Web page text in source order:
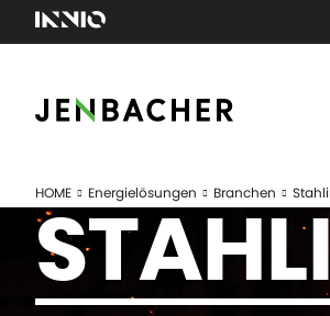
HOME Energielösungen Branchen